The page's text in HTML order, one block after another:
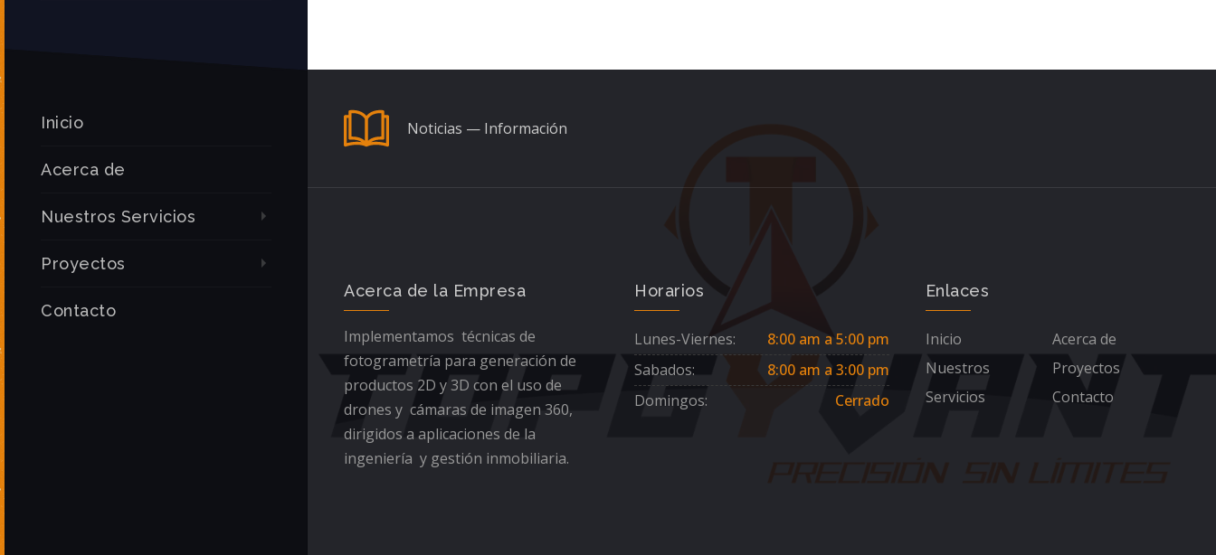
Inicio
Acerca de
Nuestros Servicios
Proyectos
Contacto
Noticias — Información
Acerca de la Empresa
Implementamos técnicas de
fotogrametría para generación de
productos 2D y 3D con el uso de
drones y cámaras de imagen 360,
dirigidos a aplicaciones de la
ingeniería y gestión inmobiliaria.
Horarios
Lunes-Viernes:
8:00 am a 5:00 pm
Sabados:
8:00 am a 3:00 pm
Domingos:
Cerrado
Enlaces
Inicio
Acerca de
Nuestros
Servicios
Proyectos
Contacto